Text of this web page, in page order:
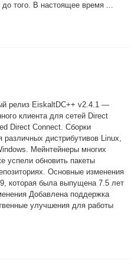
того. В настоящее время ...
релиз EiskaltDC++ v2.4.1 —
клиента для сетей Direct
Direct Connect. Сборки
различных дистрибутивов Linux,
Мейнтейнеры многих
успели обновить пакеты
Основные изменения
которая была выпущена 7.5 лет
Добавлена поддержка
улучшения для работы